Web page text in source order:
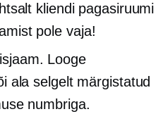
kliendi pagasiruumi
pole vaja!
Looge
ala selgelt märgistatud
numbriga.